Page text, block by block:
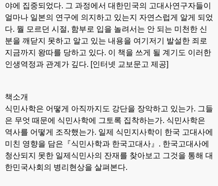
야에 집중되었다. 그 과정에서 대한민국의 고대사연구자들이
얼마나 일본의 연구에 의지하고 있는지 자연스럽게 알게 되었
다. 뭘 모르던 시절, 함부로 입을 놀려서는 안 되는 미천한 신
분을 깨닫지 못하고 알고 있는 내용을 여기저기 발설한 죄로
지금까지 왕따를 당하고 있다. 이 책을 쓰게 될 계기도 이러한
인생역정과 관계가 깊다. [인터넷 교보문고 제공]
책소개
식민사학은 어떻게 아직까지도 강단을 장악하고 있는가. 그들
은 무엇 때문에 식민사학에 그토록 집착하는가. 식민사학은
역사를 어떻게 조작했는가. 일제 식민지사학이 한국 고대사에
미친 영향을 담은『식민사학과 한국고대사』. 한국고대사에
청산되지 못한 일제식민사의 잔재를 찾아보고 그것을 통해 대
한민국사회의 병리현상을 살펴본다.